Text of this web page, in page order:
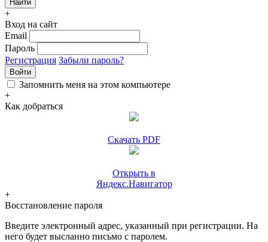
+
Вход на сайт
Email
Пароль
Регистрация Забыли пароль?
Войти
Запомнить меня на этом компьютере
+
Как добраться
Скачать PDF
Открыть в
Яндекс.Навигатор
+
Восстановление пароля
Введите электронный адрес, указанный при регистрации. На
него будет высланно письмо с паролем.